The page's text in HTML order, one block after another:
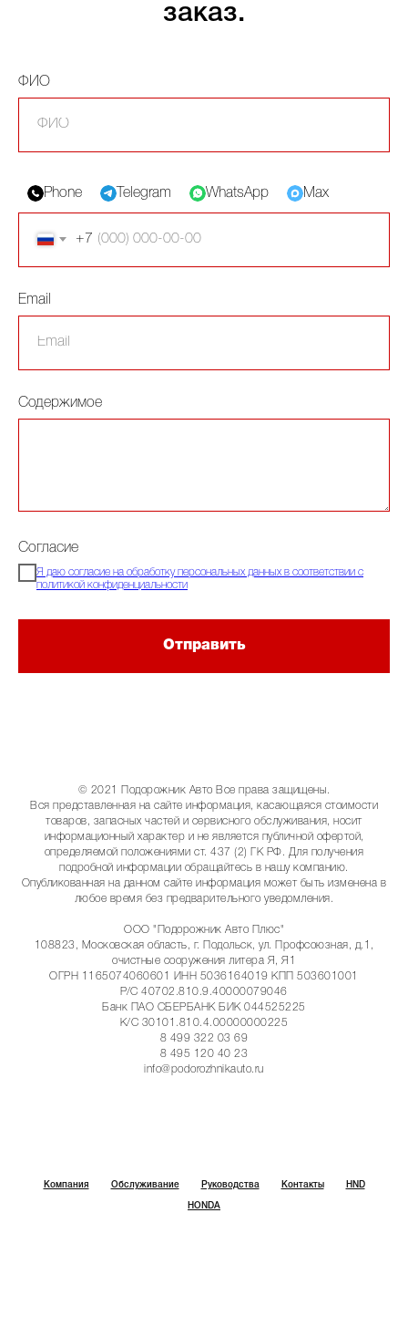
заказ.
ФИО
Phone Telegram WhatsApp Max
+7
Email
Содержимое
Согласие
Я даю согласие на обработку персональных данных в соответствии с
политикой конфиденциальности
Отправить
© 2021 Подорожник Авто Все права защищены.
Вся представленная на сайте информация, касающаяся стоимости
товаров, запасных частей и сервисного обслуживания, носит
информационный характер и не является публичной офертой,
определяемой положениями ст. 437 (2) ГК РФ. Для получения
подробной информации обращайтесь в нашу компанию.
Опубликованная на данном сайте информация может быть изменена в
любое время без предварительного уведомления.
ООО "Подорожник Авто Плюс"
108823, Московская область, г. Подольск, ул. Профсоюзная, д.1,
очистные сооружения литера Я, Я1
ОГРН 1165074060601 ИНН 5036164019 КПП 503601001
Р/С 40702.810.9.40000079046
Банк ПАО СБЕРБАНК БИК 044525225
К/С 30101.810.4.00000000225
8 499 322 03 69
8 495 120 40 23
info@podorozhnikauto.ru
Компания Обслуживание Руководства Контакты HND
HONDA